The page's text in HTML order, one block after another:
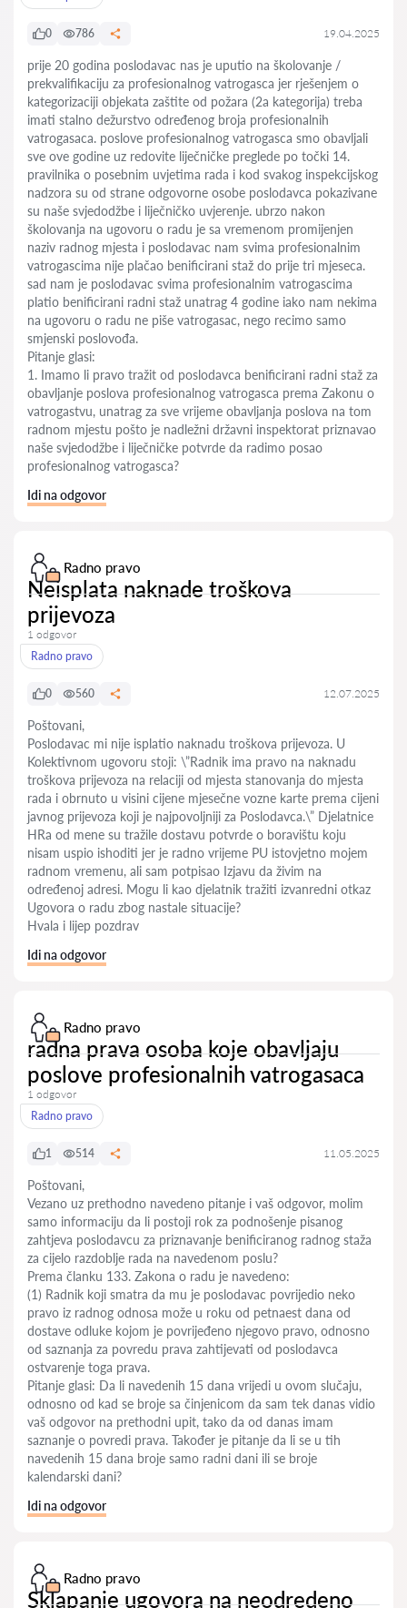
0 786 19.04.2025
prije 20 godina poslodavac nas je uputio na školovanje /
prekvalifikaciju za profesionalnog vatrogasca jer rješenjem o
kategorizaciji objekata zaštite od požara (2a kategorija) treba
imati stalno dežurstvo određenog broja profesionalnih
vatrogasaca. poslove profesionalnog vatrogasca smo obavljali
sve ove godine uz redovite liječničke preglede po točki 14.
pravilnika o posebnim uvjetima rada i kod svakog inspekcijskog
nadzora su od strane odgovorne osobe poslodavca pokazivane
su naše svjedodžbe i liječničko uvjerenje. ubrzo nakon
školovanja na ugovoru o radu je sa vremenom promijenjen
naziv radnog mjesta i poslodavac nam svima profesionalnim
vatrogascima nije plačao benificirani staž do prije tri mjeseca.
sad nam je poslodavac svima profesionalnim vatrogascima
platio benificirani radni staž unatrag 4 godine iako nam nekima
na ugovoru o radu ne piše vatrogasac, nego recimo samo
smjenski poslovođa.
Pitanje glasi:
1. Imamo li pravo tražit od poslodavca benificirani radni staž za
obavljanje poslova profesionalnog vatrogasca prema Zakonu o
vatrogastvu, unatrag za sve vrijeme obavljanja poslova na tom
radnom mjestu pošto je nadležni državni inspektorat priznavao
naše svjedodžbe i liječničke potvrde da radimo posao
profesionalnog vatrogasca?
Idi na odgovor
Radno pravo
Neisplata naknade troškova
prijevoza
1 odgovor
Radno pravo
0 560 12.07.2025
Poštovani,
Poslodavac mi nije isplatio naknadu troškova prijevoza. U
Kolektivnom ugovoru stoji: \”Radnik ima pravo na naknadu
troškova prijevoza na relaciji od mjesta stanovanja do mjesta
rada i obrnuto u visini cijene mjesečne vozne karte prema cijeni
javnog prijevoza koji je najpovoljniji za Poslodavca.\” Djelatnice
HRa od mene su tražile dostavu potvrde o boravištu koju
nisam uspio ishoditi jer je radno vrijeme PU istovjetno mojem
radnom vremenu, ali sam potpisao Izjavu da živim na
određenoj adresi. Mogu li kao djelatnik tražiti izvanredni otkaz
Ugovora o radu zbog nastale situacije?
Hvala i lijep pozdrav
Idi na odgovor
Radno pravo
radna prava osoba koje obavljaju
poslove profesionalnih vatrogasaca
1 odgovor
Radno pravo
1 514 11.05.2025
Poštovani,
Vezano uz prethodno navedeno pitanje i vaš odgovor, molim
samo informaciju da li postoji rok za podnošenje pisanog
zahtjeva poslodavcu za priznavanje benificiranog radnog staža
za cijelo razdoblje rada na navedenom poslu?
Prema članku 133. Zakona o radu je navedeno:
(1) Radnik koji smatra da mu je poslodavac povrijedio neko
pravo iz radnog odnosa može u roku od petnaest dana od
dostave odluke kojom je povrijeđeno njegovo pravo, odnosno
od saznanja za povredu prava zahtijevati od poslodavca
ostvarenje toga prava.
Pitanje glasi: Da li navedenih 15 dana vrijedi u ovom slučaju,
odnosno od kad se broje sa činjenicom da sam tek danas vidio
vaš odgovor na prethodni upit, tako da od danas imam
saznanje o povredi prava. Također je pitanje da li se u tih
navedenih 15 dana broje samo radni dani ili se broje
kalendarski dani?
Idi na odgovor
Radno pravo
Sklapanje ugovora na neodredeno